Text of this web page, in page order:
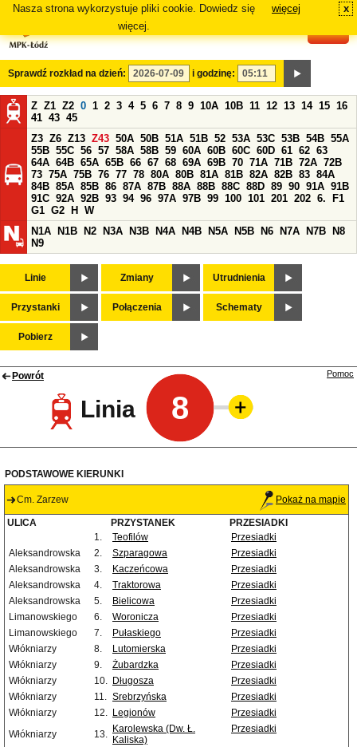
Nasza strona wykorzystuje pliki cookie. Dowiedz się
więcej.
więcej x
Sprawdź rozkład na dzień: i godzinę:
Z Z1 Z2 0 1 2 3 4 5 6 7 8 9 10A 10B 11 12 13 14 15 16
41 43 45
Z3 Z6 Z13 Z43 50A 50B 51A 51B 52 53A 53C 53B 54B 55A
55B 55C 56 57 58A 58B 59 60A 60B 60C 60D 61 62 63
64A 64B 65A 65B 66 67 68 69A 69B 70 71A 71B 72A 72B
73 75A 75B 76 77 78 80A 80B 81A 81B 82A 82B 83 84A
84B 85A 85B 86 87A 87B 88A 88B 88C 88D 89 90 91A 91B
91C 92A 92B 93 94 96 97A 97B 99 100 101 201 202 6.
F1
G1 G2 H
W
N1A
N1B N2 N3A N3B N4A N4B N5A N5B N6 N7A N7B
N8
N9
Linie Zmiany Utrudnienia
Przystanki Połączenia Schematy
Pobierz
Powrót
Linia 8
Pomoc
PODSTAWOWE KIERUNKI
Cm. Zarzew Pokaż na mapie
ULICA PRZYSTANEK
PRZESIADKI
1.
Teofilów
Przesiadki
Aleksandrowska
2. Szparagowa
Przesiadki
Aleksandrowska
3. Kaczeńcowa
Przesiadki
Aleksandrowska
4. Traktorowa
Przesiadki
Aleksandrowska
5. Bielicowa
Przesiadki
Limanowskiego
6. Woronicza
Przesiadki
Limanowskiego
7. Pułaskiego
Przesiadki
Włókniarzy
8. Lutomierska
Przesiadki
Włókniarzy
9. Żubardzka
Przesiadki
Włókniarzy
10. Długosza
Przesiadki
Włókniarzy
11. Srebrzyńska
Przesiadki
Włókniarzy
12. Legionów
Przesiadki
Włókniarzy
13. Karolewska (Dw. Ł.
Kaliska)
Przesiadki